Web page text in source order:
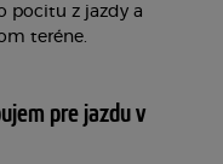
pocitu z jazdy a
teréne.
pre jazdu v